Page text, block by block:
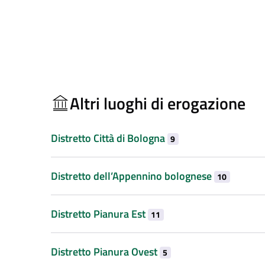
Altri luoghi di erogazione
Distretto Città di Bologna 9
Distretto dell’Appennino bolognese 10
Distretto Pianura Est 11
Distretto Pianura Ovest 5